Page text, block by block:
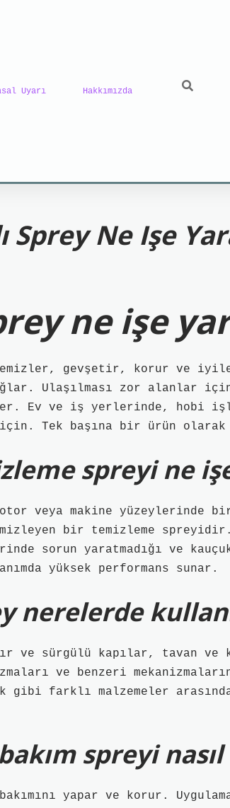
Uyarı Hakkımızda
Sprey Ne Işe
ne işe
gevşetir, korur ve
Ulaşılması zor alanlar
Ev ve iş yerlerinde, hobi
için. Tek başına bir ürün
spreyi ne
veya makine yüzeylerinde
bir temizleme
sorun yaratmadığı ve
yüksek performans sunar.
nerelerde
ve sürgülü kapılar, tavan
ve benzeri
gibi farklı malzemeler
spreyi nasıl
yapar ve korur.